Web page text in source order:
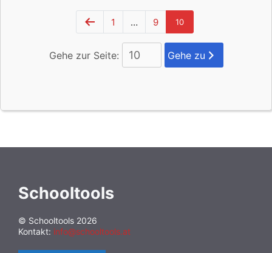
1 … 9 10
Gehe zur Seite: Gehe zu
Schooltools
© Schooltools 2026
Kontakt: info@schooltools.at